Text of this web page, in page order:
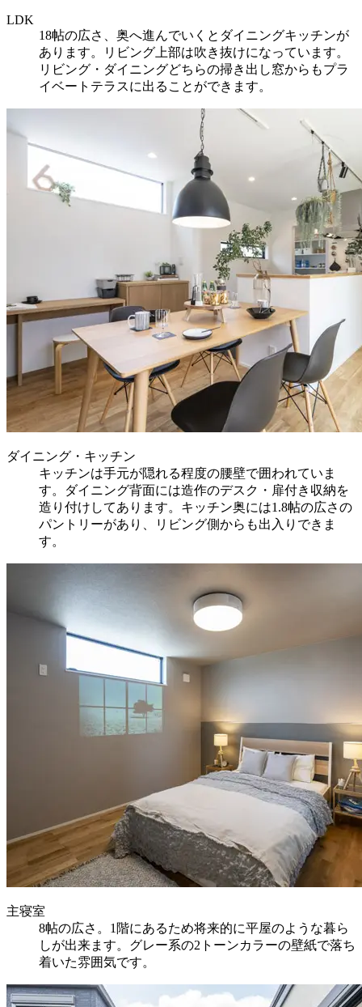
LDK
18帖の広さ、奥へ進んでいくとダイニングキッチンが
あります。リビング上部は吹き抜けになっています。
リビング・ダイニングどちらの掃き出し窓からもプラ
イベートテラスに出ることができます。
ダイニング・キッチン
キッチンは手元が隠れる程度の腰壁で囲われていま
す。ダイニング背面には造作のデスク・扉付き収納を
造り付けしてあります。キッチン奥には1.8帖の広さの
パントリーがあり、リビング側からも出入りできま
す。
主寝室
8帖の広さ。1階にあるため将来的に平屋のような暮ら
しが出来ます。グレー系の2トーンカラーの壁紙で落ち
着いた雰囲気です。